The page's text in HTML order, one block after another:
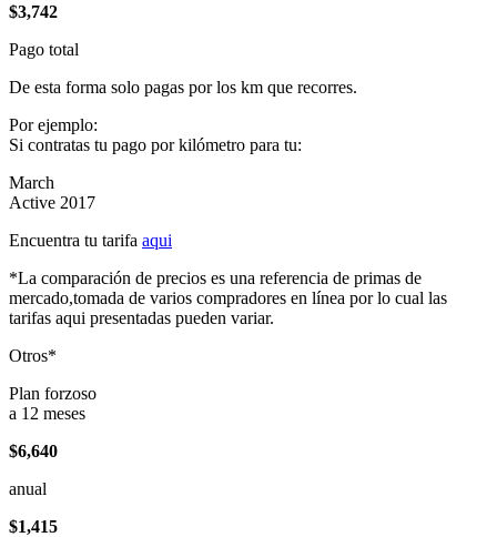
$3,742
Pago total
De esta forma solo pagas por los km que recorres.
Por ejemplo:
Si contratas tu pago por kilómetro para tu:
March
Active 2017
Encuentra tu tarifa aqui
*La comparación de precios es una referencia de primas de
mercado,tomada de varios compradores en línea por lo cual las
tarifas aqui presentadas pueden variar.
Otros*
Plan forzoso
a 12 meses
$6,640
anual
$1,415